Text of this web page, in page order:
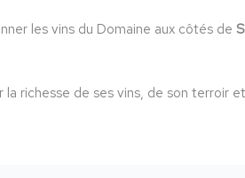
les vins du Domaine aux côtés de
richesse de ses vins, de son terroir